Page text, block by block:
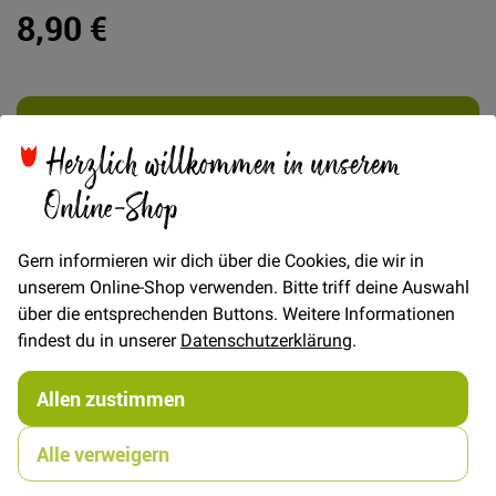
Herzlich willkommen in unserem
Online-Shop
Gern informieren wir dich über die Cookies, die wir in
unserem Online-Shop verwenden. Bitte triff deine Auswahl
über die entsprechenden Buttons. Weitere Informationen
findest du in unsererDatenschutzerklärung.
Allen zustimmen
Alle verweigern
8,90 €
In den Warenkorb
Details
FRAU LINDA - Kurzmantel mit Raglanärmeln
e-book mit Fotonähanleitung und Schnittmuster zum
Selberdrucken im A4- und Originalformat Mit FRAU
LINDA kann der Herbst kommen! Dieser wärmende
Kurzmantel mit Kragen und Raglanärmeln ist ideal für
Wollstoffe oder Walk. So kannst Du Dich an kühlen
Tagen so richtig in FRAU LINDA einkuscheln und Deine